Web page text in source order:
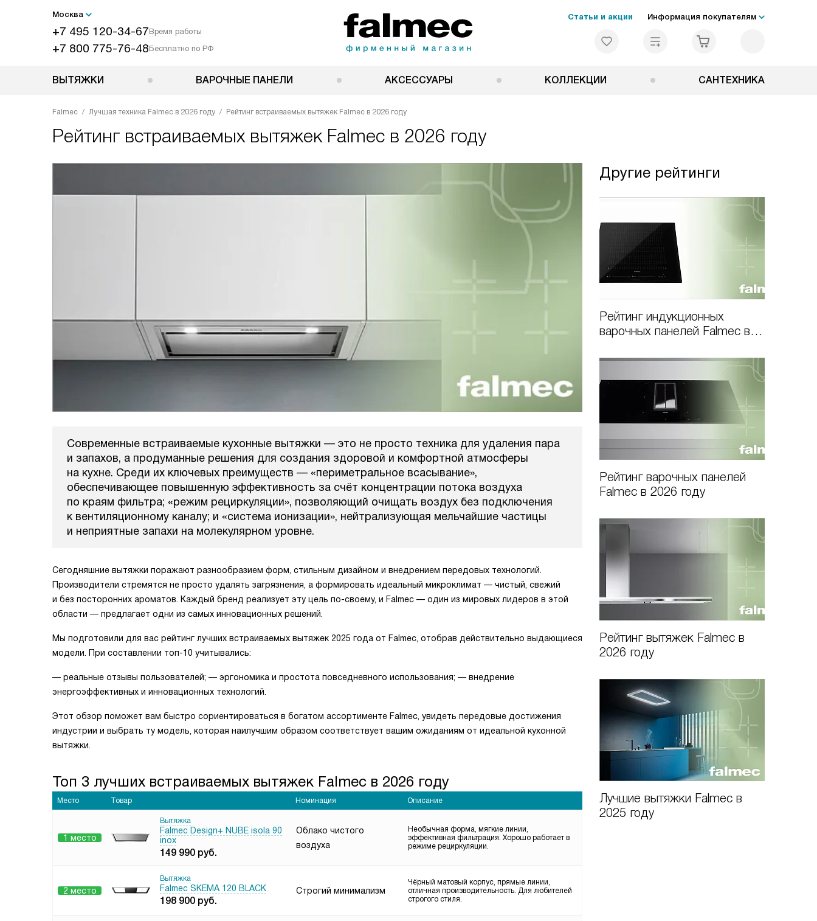
Москва
+7 495 120-34-67Время работы
+7 800 775-76-48Бесплатно по РФ
Статьи и акции Информация покупателям
ВЫТЯЖКИ ВАРОЧНЫЕ ПАНЕЛИ АКСЕССУАРЫ КОЛЛЕКЦИИ САНТЕХНИКА
Falmec Лучшая техника Falmec в 2026 году Рейтинг встраиваемых вытяжек Falmec в 2026 году
Рейтинг встраиваемых вытяжек Falmec в 2026 году
Современные встраиваемые кухонные вытяжки — это не просто техника для удаления пара
и запахов, а продуманные решения для создания здоровой и комфортной атмосферы
на кухне. Среди их ключевых преимуществ — «периметральное всасывание»,
обеспечивающее повышенную эффективность за счёт концентрации потока воздуха
по краям фильтра; «режим рециркуляции», позволяющий очищать воздух без подключения
к вентиляционному каналу; и «система ионизации», нейтрализующая мельчайшие частицы
и неприятные запахи на молекулярном уровне.
Сегодняшние вытяжки поражают разнообразием форм, стильным дизайном и внедрением передовых технологий.
Производители стремятся не просто удалять загрязнения, а формировать идеальный микроклимат — чистый, свежий
и без посторонних ароматов. Каждый бренд реализует эту цель по-своему, и Falmec — один из мировых лидеров в этой
области — предлагает одни из самых инновационных решений.
Мы подготовили для вас рейтинг лучших встраиваемых вытяжек 2025 года от Falmec, отобрав действительно выдающиеся
модели. При составлении топ-10 учитывались:
— реальные отзывы пользователей; — эргономика и простота повседневного использования; — внедрение
энергоэффективных и инновационных технологий.
Этот обзор поможет вам быстро сориентироваться в богатом ассортименте Falmec, увидеть передовые достижения
индустрии и выбрать ту модель, которая наилучшим образом соответствует вашим ожиданиям от идеальной кухонной
вытяжки.
Топ 3 лучших встраиваемых вытяжек Falmec в 2026 году
Место Товар Номинация Описание
1 место
Вытяжка
Falmec Design+ NUBE isola 90
inox
149 990 руб.
Облако чистого
воздуха
Необычная форма, мягкие линии,
эффективная фильтрация. Хорошо работает в
режиме рециркуляции.
2 место
Вытяжка
Falmec SKEMA 120 BLACK
198 900 руб.
Строгий минимализм
Чёрный матовый корпус, прямые линии,
отличная производительность. Для любителей
строгого стиля.
Другие рейтинги
Рейтинг индукционных
варочных панелей Falmec в
Рейтинг варочных панелей
Falmec в 2026 году
Рейтинг вытяжек Falmec в
2026 году
Лучшие вытяжки Falmec в
2025 году